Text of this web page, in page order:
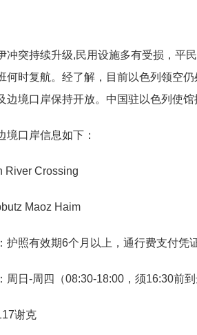
冲突持续升级,民用设施多有受损，平
何时复航。经了解，目前以色列领空
边境口岸保持开放。中国驻以色列使
境口岸信息如下：
River Crossing
Maoz Haim
护照有效期6个月以上，通行费支付凭
周日-周四（08:30-18:00，须16:30前
谢克